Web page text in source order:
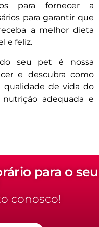
para fornecer a
para garantir que
a melhor dieta
e feliz.
seu pet é nossa
e descubra como
qualidade de vida do
adequada e
para o seu
conosco!